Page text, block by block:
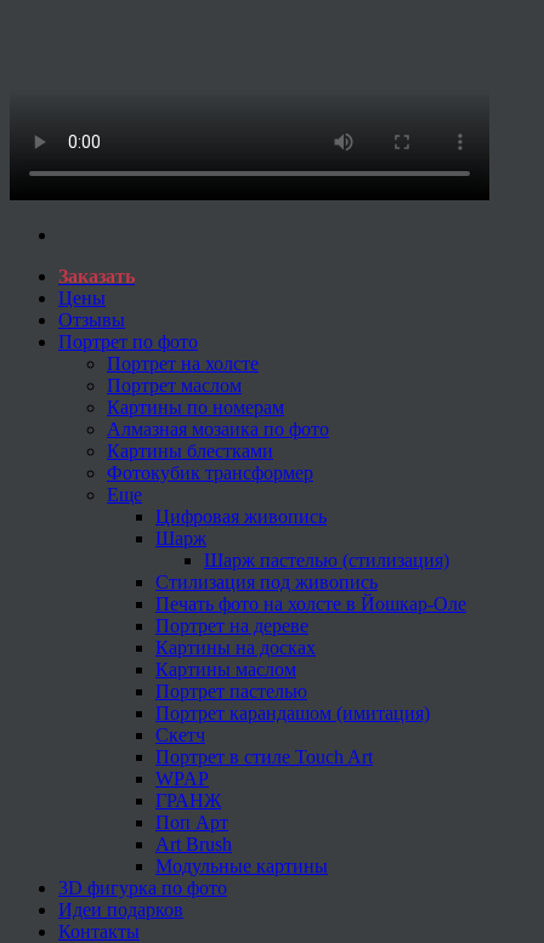
Заказать
Цены
Отзывы
Портрет по фото
Портрет на холсте
Портрет маслом
Картины по номерам
Алмазная мозаика по фото
Картины блестками
Фотокубик трансформер
Еще
Цифровая живопись
Шарж
Шарж пастелью (стилизация)
Стилизация под живопись
Печать фото на холсте в Йошкар-Оле
Портрет на дереве
Картины на досках
Картины маслом
Портрет пастелью
Портрет карандашом (имитация)
Скетч
Портрет в стиле Touch Art
WPAP
ГРАНЖ
Поп Арт
Art Brush
Модульные картины
3D фигурка по фото
Идеи подарков
Контакты